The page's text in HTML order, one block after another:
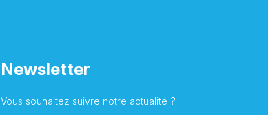
Newsletter
Vous souhaitez suivre notre actualité ?